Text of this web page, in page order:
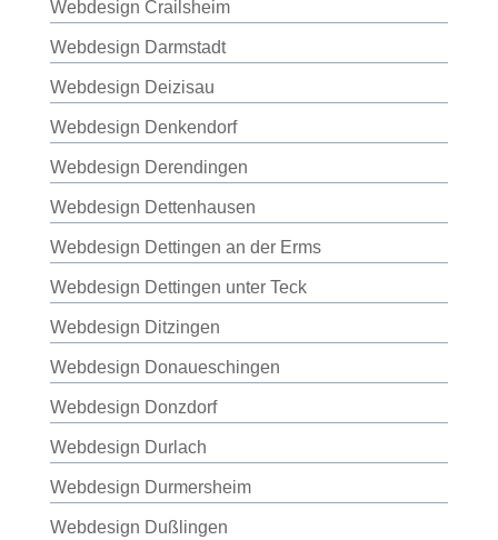
Webdesign Crailsheim
Webdesign Darmstadt
Webdesign Deizisau
Webdesign Denkendorf
Webdesign Derendingen
Webdesign Dettenhausen
Webdesign Dettingen an der Erms
Webdesign Dettingen unter Teck
Webdesign Ditzingen
Webdesign Donaueschingen
Webdesign Donzdorf
Webdesign Durlach
Webdesign Durmersheim
Webdesign Dußlingen